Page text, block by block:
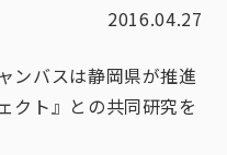
2016.04.27
ンバスは静岡県が推進
クト』との共同研究を